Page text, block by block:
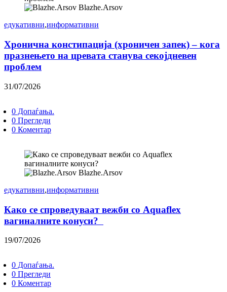
Blazhe.Arsov
едукативни,информативни
Хронична констипација (хроничен запек) – кога
празнењето на цревата станува секојдневен
проблем
31/07/2026
0 Допаѓања.
0 Прегледи
0 Коментар
Blazhe.Arsov
едукативни,информативни
Како се спроведуваат вежби со Aquaflex
вагиналните конуси?
19/07/2026
0 Допаѓања.
0 Прегледи
0 Коментар